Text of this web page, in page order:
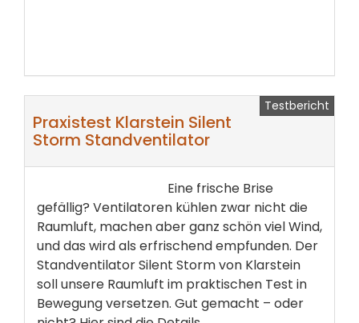
Testbericht
Praxistest Klarstein Silent
Storm Standventilator
Eine frische Brise
gefällig? Ventilatoren kühlen zwar nicht die
Raumluft, machen aber ganz schön viel Wind,
und das wird als erfrischend empfunden. Der
Stand­ventilator Silent Storm von Klarstein
soll unsere Raumluft im praktischen Test in
Bewegung versetzen. Gut gemacht – oder